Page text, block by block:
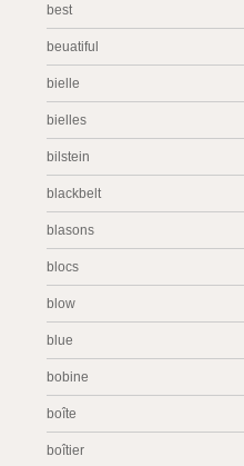
best
beuatiful
bielle
bielles
bilstein
blackbelt
blasons
blocs
blow
blue
bobine
boîte
boîtier